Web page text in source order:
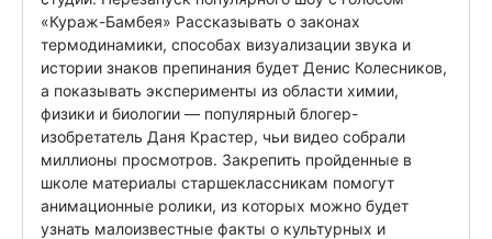
«Кураж-Бамбея» Рассказывать о законах
термодинамики, способах визуализации звука и
истории знаков препинания будет Денис Колесников,
а показывать эксперименты из области химии,
физики и биологии — популярный блогер-
изобретатель Даня Крастер, чьи видео собрали
миллионы просмотров. Закрепить пройденные в
школе материалы старшеклассникам помогут
анимационные ролики, из которых можно будет
узнать малоизвестные факты о культурных и